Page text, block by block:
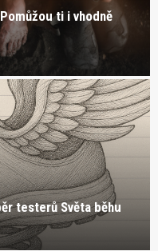
ti i vhodně
testerů Světa běhu